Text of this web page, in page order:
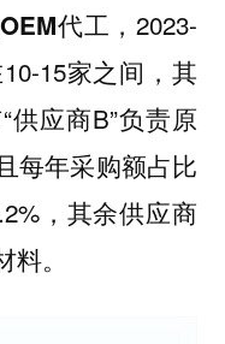
代工，2023-
15家之间，其
供应商B”负责原
每年采购额占比
，其余供应商
。